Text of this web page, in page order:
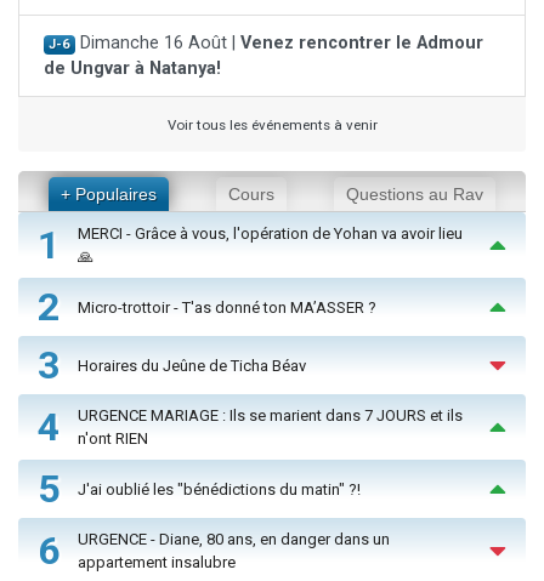
J-6 Dimanche 16 Août | Venez rencontrer le Admour
de Ungvar à Natanya!
Voir tous les événements à venir
+ Populaires Cours Questions au Rav
1
MERCI - Grâce à vous, l'opération de Yohan va avoir lieu
🙏
2 Micro-trottoir - T'as donné ton MA’ASSER ?
3 Horaires du Jeûne de Ticha Béav
4
URGENCE MARIAGE : Ils se marient dans 7 JOURS et ils
n'ont RIEN
5 J'ai oublié les "bénédictions du matin" ?!
6
URGENCE - Diane, 80 ans, en danger dans un
appartement insalubre